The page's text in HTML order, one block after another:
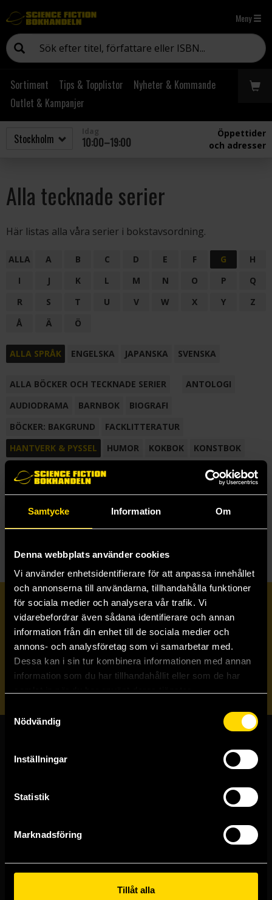
Samtycke Information Om
Denna webbplats använder cookies
Vi använder enhetsidentifierare för att anpassa innehållet
och annonserna till användarna, tillhandahålla funktioner
för sociala medier och analysera vår trafik. Vi
vidarebefordrar även sådana identifierare och annan
information från din enhet till de sociala medier och
annons- och analysföretag som vi samarbetar med.
Dessa kan i sin tur kombinera informationen med annan
information som du har tillhandahållit eller som de har
Nödvändig
Inställningar
Statistik
Marknadsföring
Tillåt alla
Meny
Sortiment Tips & Topplistor
Nyheter & Kommande
Outlet & Kampanjer
10:00–19:00
Öppettider
och adresser
Alla tecknade serier
Här listas alla våra serier i bokstavsordning.
ALLA A B C D E F G
H
I
J K L M N O P
Q
R
S T U V W X Y
Z
Å
Ä Ö
ALLA SPRÅK ENGELSKA JAPANSKA SVENSKA
ALLA BÖCKER OCH TECKNADE SERIER
ANTOLOGI
AUDIODRAMA
BARNBOK
BIOGRAFI
BÖCKER: BAKGRUND
FACKLITTERATUR
HANTVERK & PYSSEL
HUMOR KOKBOK
KONSTBOK
KORTROMAN
LÄROBOK
NOVELL
SAMLINGSVOLYM
TECKNA & MÅLA TECKNAD SERIE
Prenumerera på vårt nyhetsbrev
Veckobrevet
Skicka
Butiker & kundtjänst
Västerlånggatan 48
Göteborgsbutiken
Kungsgatan 19
Malmöbutiken